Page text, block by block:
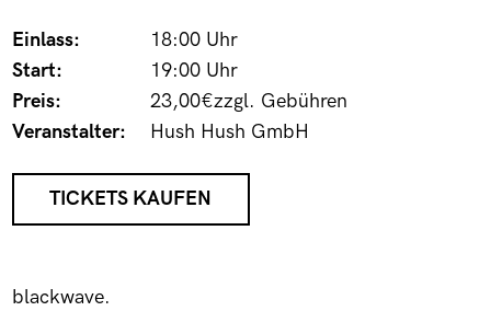
Einlass:
18:00 Uhr
Start:
19:00 Uhr
Preis:
23,00€zzgl. Gebühren
Veranstalter:
Hush Hush GmbH
TICKETS KAUFEN
blackwave.